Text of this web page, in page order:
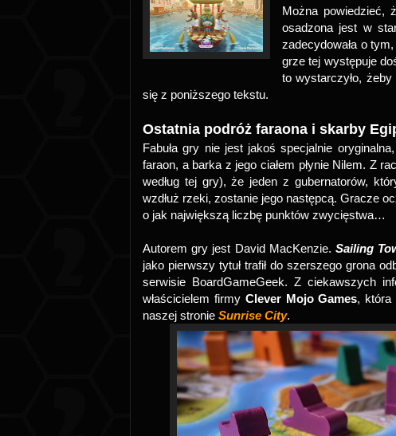
Można powiedzieć,
osadzona jest w
zadecydowała o
grze tej występuje
to wystarczyło, żeby
się z poniższego tekstu.
Ostatnia podróż faraona i skarby
Fabuła gry nie jest jakoś specjalnie
faraon, a barka z jego ciałem płynie Nilem. Z
według tej gry), że jeden z gubernatorów,
wzdłuż rzeki, zostanie jego następcą. Gracze
o jak największą liczbę punktów zwycięstwa…
Autorem gry jest David MacKenzie. Sailing
jako pierwszy tytuł trafił do szerszego grona
serwisie BoardGameGeek. Z ciekawszych
właścicielem firmy Clever Mojo Games, która
naszej stronie Sunrise City.